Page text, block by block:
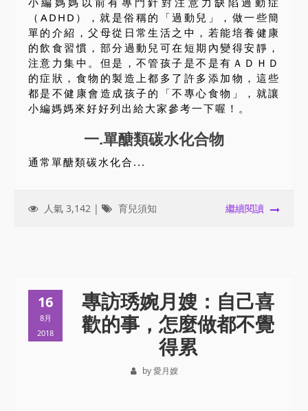
（ADHD），就是俗稱的「過動兒」，做一些簡
單的介紹，父母從日常生活之中，若能培養健康
的飲食習慣，部分過動兒可在短期內變得安靜，
注意力集中。但是，不管孩子是不是有ＡＤＨＤ
的症狀，食物的製造上都多了許多添加物，這些
都是不健康會造成孩子的「不專心食物」，就讓
小編媽媽來好好列出給大家參考一下喔！。
一.單醣類碳水化合物
通常單醣類碳水化合...
人氣 3,142 | 育兒須知 繼續閱讀
16
8月
2018
專訪琇婉月嫂：自己喜
歡的事，怎麼做都不覺
得累
by 愛月嫂